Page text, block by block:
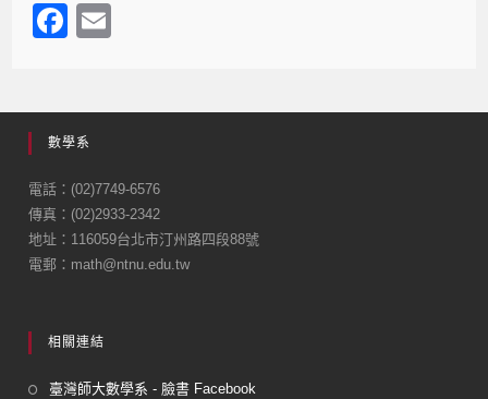
F
e
b
o
o
k
數學系
電話：(02)7749-6576
傳真：(02)2933-2342
地址：116059台北市汀州路四段88號
電郵：math@ntnu.edu.tw
相關連結
臺灣師大數學系 - 臉書 Facebook